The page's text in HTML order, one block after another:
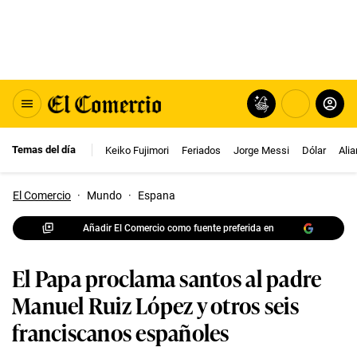
Temas del día Keiko Fujimori Feriados Jorge Messi Dólar
El Comercio · Mundo · Espana
Añadir El Comercio como fuente preferida en
El Papa proclama santos al padre
Manuel Ruiz López y otros seis
franciscanos españoles